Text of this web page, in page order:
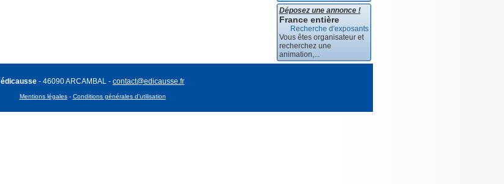
Déposez une annonce !
France entière
Recherche d'exposants
Vous êtes organisateur et
recherchez une
animation,...
édicausse - 46090 ARCAMBAL - contact@edicausse.fr
Mentions légales- Conditions générales d'utilisation